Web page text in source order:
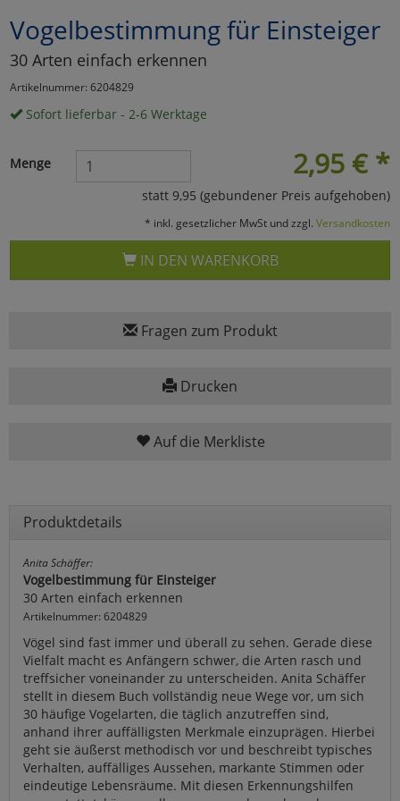
Vogelbestimmung für Einsteiger
30 Arten einfach erkennen
Artikelnummer: 6204829
Sofort lieferbar - 2-6 Werktage
2,95 € *
Menge
statt 9,95 (gebundener Preis aufgehoben)
* inkl. gesetzlicher MwSt und zzgl. Versandkosten
IN DEN WARENKORB
Fragen zum Produkt
Drucken
Auf die Merkliste
Produktdetails
Anita Schäffer:
Vogelbestimmung für Einsteiger
30 Arten einfach erkennen
Artikelnummer: 6204829
Vögel sind fast immer und überall zu sehen. Gerade diese
Vielfalt macht es Anfängern schwer, die Arten rasch und
treffsicher voneinander zu unterscheiden. Anita Schäffer
stellt in diesem Buch vollständig neue Wege vor, um sich
30 häufige Vogelarten, die täglich anzutreffen sind,
anhand ihrer auffälligsten Merkmale einzuprägen. Hierbei
geht sie äußerst methodisch vor und beschreibt typisches
Verhalten, auffälliges Aussehen, markante Stimmen oder
eindeutige Lebensräume. Mit diesen Erkennungshilfen
Marketing
Umfragetools
Cookies
Alle Akzeptieren
Cookies
Einstellungen speichern
zurückzu Haupptseite